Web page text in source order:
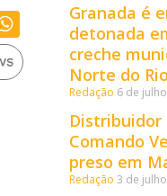
Granada é
detonada
creche
Norte do Rio
Redação 6 de
Distribuidor
Comando
preso em
Redação 3 de